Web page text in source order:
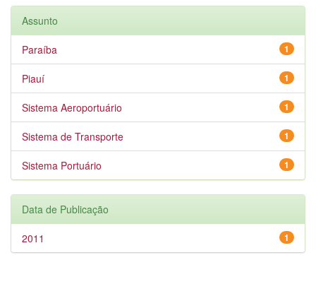
Assunto
1
Paraíba
1
Piauí
1
Sistema Aeroportuário
1
Sistema de Transporte
1
Sistema Portuário
Data de Publicação
1
2011